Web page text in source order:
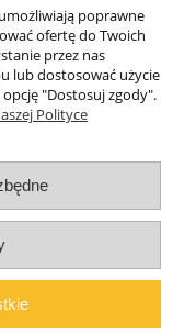
cm
Okrajszów 20, 97-500
| E-
poprawne
ofertę do Twoich
przez nas
lub dostosować użycie
"Dostosuj zgody".
Polityce